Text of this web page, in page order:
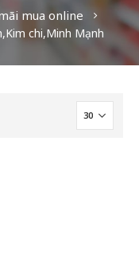
mua online
chi,Minh Mạnh